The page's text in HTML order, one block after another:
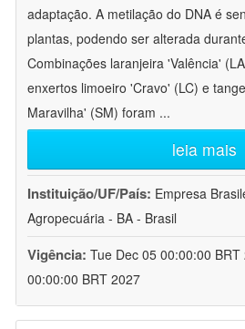
adaptação. A metilação do DNA é
plantas, podendo ser alterada
Combinações laranjeira 'Valência'
enxertos limoeiro 'Cravo' (LC) e
Maravilha' (SM) foram ...
leia mais
Instituição/UF/País: Empresa
Agropecuária - BA - Brasil
Vigência: Tue Dec 05 00:00:00 BRT
00:00:00 BRT 2027